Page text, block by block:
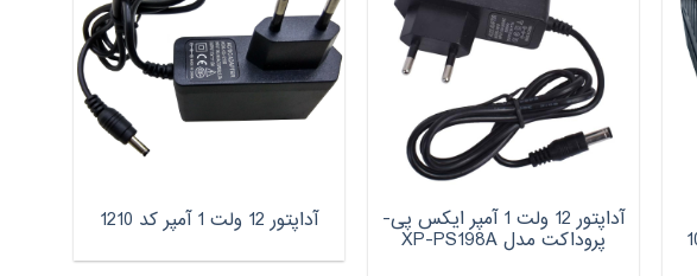
آداپتور 12 ولت 1 آمپر ایکس پی-
پروداکت مدل XP-PS198A
آداپتور 12 ولت 1 آمپر کد 1210